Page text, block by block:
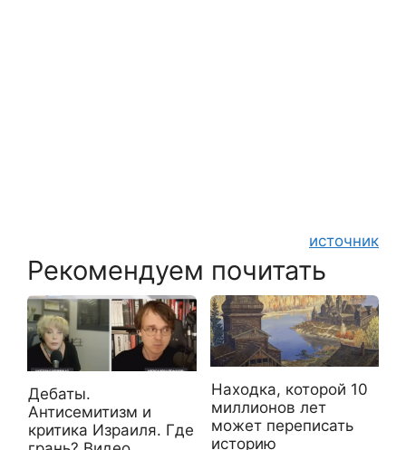
источник
Рекомендуем почитать
Дебаты.
Антисемитизм и
критика Израиля. Где
Находка, которой 10
миллионов лет
может переписать
историю